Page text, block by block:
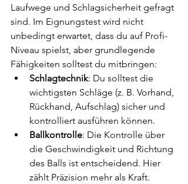
Laufwege und Schlagsicherheit gefragt
sind. Im Eignungstest wird nicht
unbedingt erwartet, dass du auf Profi-
Niveau spielst, aber grundlegende
Fähigkeiten solltest du mitbringen:
Schlagtechnik: Du solltest die
wichtigsten Schläge (z. B. Vorhand,
Rückhand, Aufschlag) sicher und
kontrolliert ausführen können.
Ballkontrolle: Die Kontrolle über
die Geschwindigkeit und Richtung
des Balls ist entscheidend. Hier
zählt Präzision mehr als Kraft.